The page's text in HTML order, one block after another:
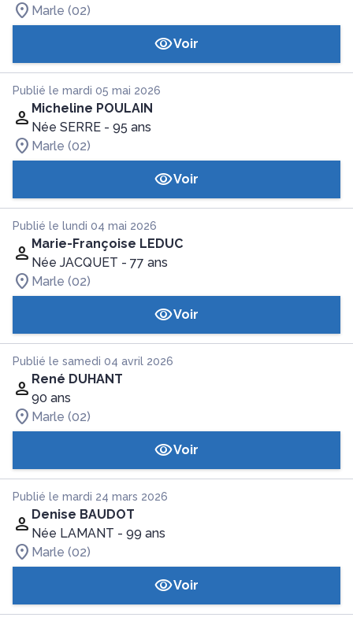
Marle (02)
Voir
Publié le mardi 05 mai 2026
Micheline POULAIN
Née SERRE - 95 ans
Marle (02)
Voir
Publié le lundi 04 mai 2026
Marie-Françoise LEDUC
Née JACQUET - 77 ans
Marle (02)
Voir
Publié le samedi 04 avril 2026
René DUHANT
90 ans
Marle (02)
Voir
Publié le mardi 24 mars 2026
Denise BAUDOT
Née LAMANT - 99 ans
Marle (02)
Voir